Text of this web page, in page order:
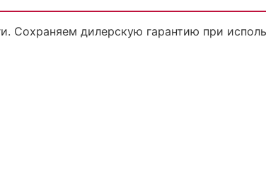
Сохраняем дилерскую гарантию при